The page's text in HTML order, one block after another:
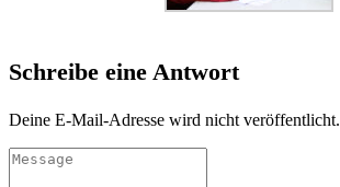
Schreibe eine Antwort
Deine E-Mail-Adresse wird nicht veröffentlicht.